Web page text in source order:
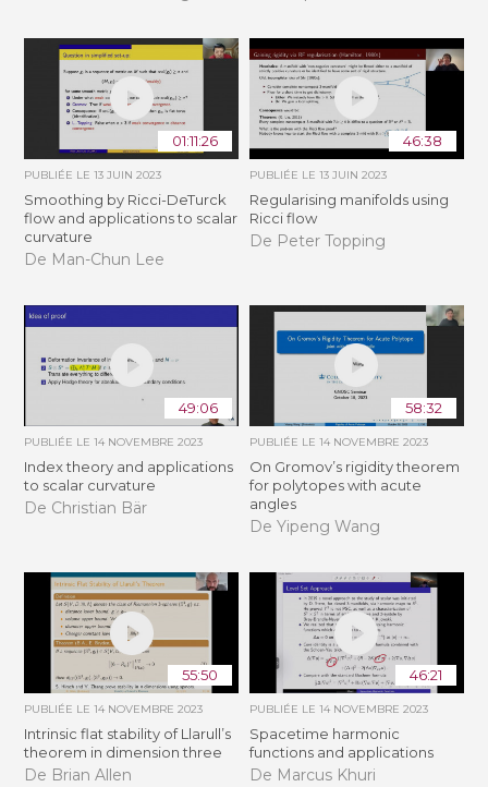
01:11:26
PUBLIÉE LE13 JUIN 2023
Smoothing by Ricci-DeTurck
flow and applications to scalar
curvature
De Man-Chun Lee
46:38
PUBLIÉE LE 13 JUIN 2023
Regularising manifolds using
Ricci flow
De Peter Topping
49:06
PUBLIÉE LE14 NOVEMBRE 2023
Index theory and applications
to scalar curvature
De Christian Bär
58:32
PUBLIÉE LE 14 NOVEMBRE 2023
On Gromov’s rigidity theorem
for polytopes with acute
angles
De Yipeng Wang
55:50
PUBLIÉE LE14 NOVEMBRE 2023
Intrinsic flat stability of Llarull’s
theorem in dimension three
De Brian Allen
46:21
PUBLIÉE LE 14 NOVEMBRE 2023
Spacetime harmonic
functions and applications
De Marcus Khuri